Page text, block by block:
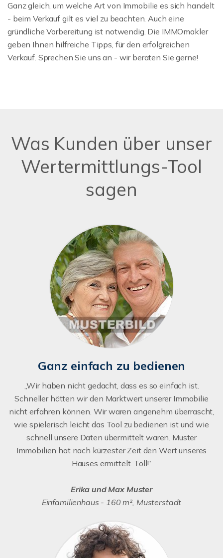
Ganz gleich, um welche Art von Immobilie es sich handelt
- beim Verkauf gilt es viel zu beachten. Auch eine
gründliche Vorbereitung ist notwendig. Die IMMOmakler
geben Ihnen hilfreiche Tipps, für den erfolgreichen
Verkauf. Sprechen Sie uns an - wir beraten Sie gerne!
Was Kunden über unser
Wertermittlungs-Tool
sagen
Ganz einfach zu bedienen
„Wir haben nicht gedacht, dass es so einfach ist.
Schneller hätten wir den Marktwert unserer Immobilie
nicht erfahren können. Wir waren angenehm überrascht,
wie spielerisch leicht das Tool zu bedienen ist und wie
schnell unsere Daten übermittelt waren. Muster
Immobilien hat nach kürzester Zeit den Wert unseres
Hauses ermittelt. Toll!“
Erika und Max Muster
Einfamilienhaus - 160 m², Musterstadt